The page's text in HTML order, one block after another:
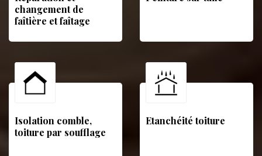
changement de
faîtière et faîtage
Isolation comble,
toiture par soufflage
Etanchéité toiture